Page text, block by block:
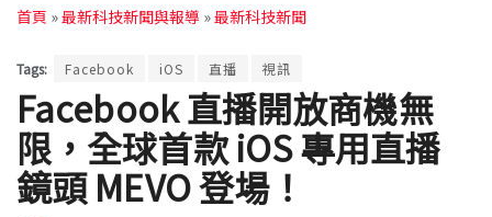
首頁 »最新科技新聞與報導 »最新科技新聞
Tags: Facebook iOS 直播 視訊
Facebook 直播開放商機無
限，全球首款 iOS 專用直播
鏡頭 MEVO 登場！